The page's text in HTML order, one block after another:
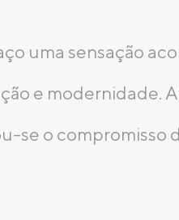
uma sensação
e modernidade.
se o compromisso